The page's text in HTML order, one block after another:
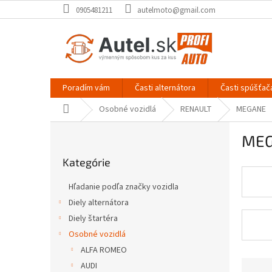
na
0905481211 autelmoto@gmail.com
Poradím vám Časti alternátora Časti
Domov Osobné vozidlá RENAULT MEGANE
kategórie
Kategórie
Hľadanie podľa značky vozidla
Diely alternátora
Diely štartéra
Osobné vozidlá
ALFA ROMEO
AUDI